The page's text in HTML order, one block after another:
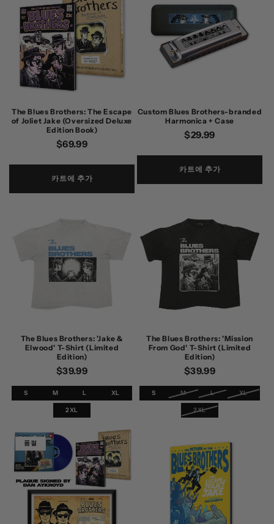
The Blues Brothers: The Escape
of Joliet Jake (Oversized Deluxe
Edition Book)
정
$69.99
카트에 추가
Custom Blues Brothers-branded
Harmonica + Case
정
$29.99
카트에 추가
The Blues Brothers: 'Jake &
Elwood' T-Shirt (Limited
Edition)
정
가
$39.99
S M L XL
2XL
The Blues Brothers: 'Mission
From God' T-Shirt (Limited
Edition)
정
가
$39.99
S M L XL
2XL
품절